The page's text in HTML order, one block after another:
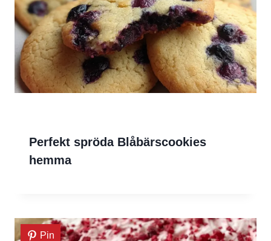
Perfekt spröda Blåbärscookies
hemma
Pin